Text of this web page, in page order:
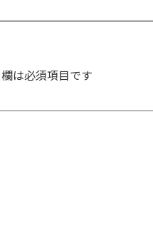
は必須項目です